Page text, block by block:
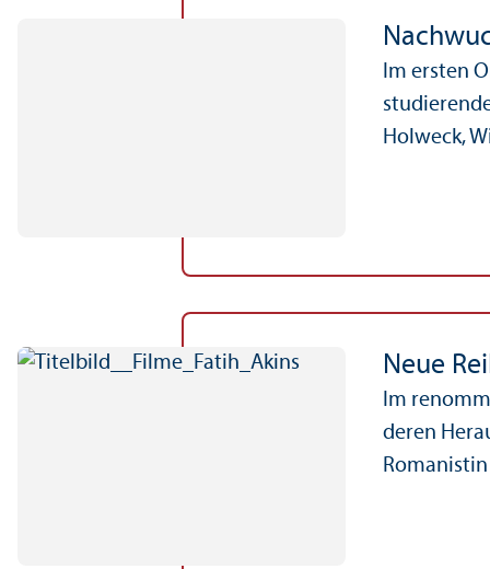
Im ersten
Holweck,
Neue
Im
deren